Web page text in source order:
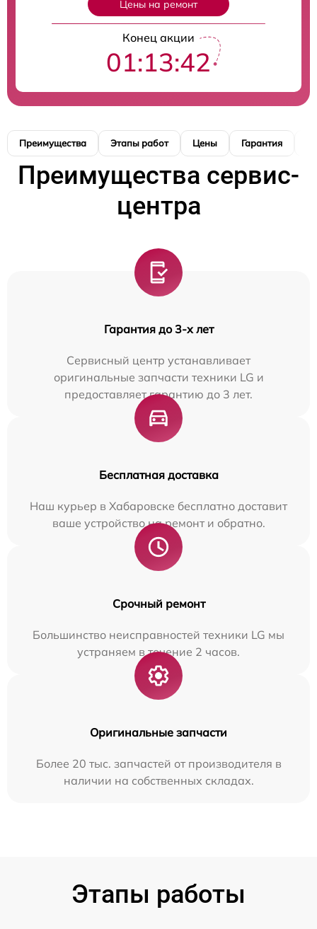
Цены на ремонт
Конец акции
01:13:41
Преимущества Этапы работ Цены Гарантия
Преимущества сервис-
центра
Гарантия до 3-х лет
Сервисный центр устанавливает
оригинальные запчасти техники LG и
предоставляет гарантию до 3 лет.
Бесплатная доставка
Наш курьер в Хабаровске бесплатно доставит
ваше устройство на ремонт и обратно.
Срочный ремонт
Большинство неисправностей техники LG мы
устраняем в течение 2 часов.
Оригинальные запчасти
Более 20 тыс. запчастей от производителя в
наличии на собственных складах.
Этапы работы